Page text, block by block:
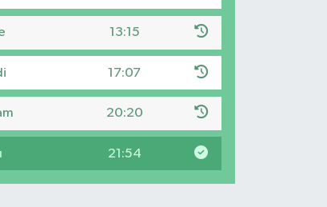
13:15
17:07
20:20
21:54